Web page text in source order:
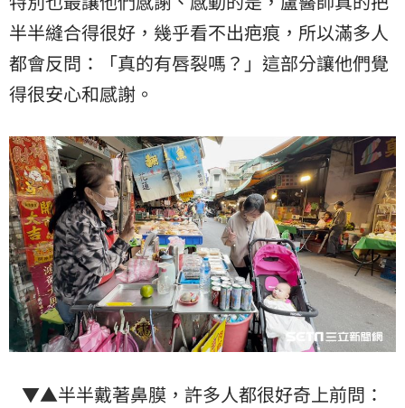
半半縫合得很好，幾乎看不出疤痕，所以滿多人
都會反問：「真的有唇裂嗎？」這部分讓他們覺
得很安心和感謝。
▼▲半半戴著鼻膜，許多人都很好奇上前問：